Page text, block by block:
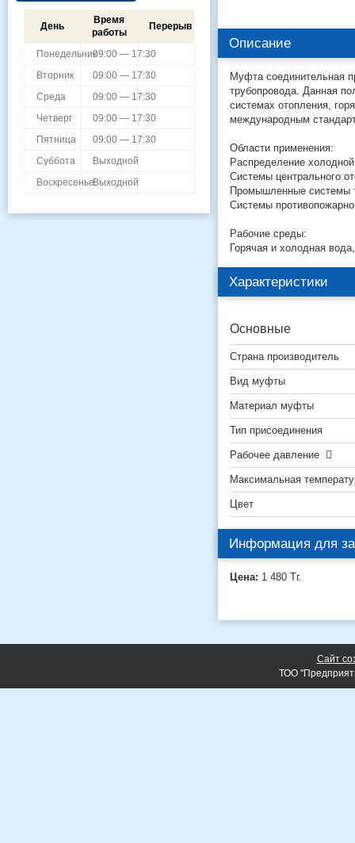
Описание
Муфта соединительная
трубопровода. Данная
системах отопления,
международным
Области применения:
Распределение
Системы центрального
Промышленные системы
Системы
Рабочие среды:
Горячая и холодная
Характеристики
Основные
Страна производитель
Вид муфты
Материал муфты
Тип присоединения
Рабочее давление
Максимальная
Цвет
Информация для
Цена: 1 480 Тг.
День
Время
работы
Перерыв
Понедельник09:00 — 17:30
Вторник
09:00 — 17:30
Среда
09:00 — 17:30
Четверг
09:00 — 17:30
Пятница
09:00 — 17:30
Суббота
Выходной
ВоскресеньеВыходной
Сайт
ТОО